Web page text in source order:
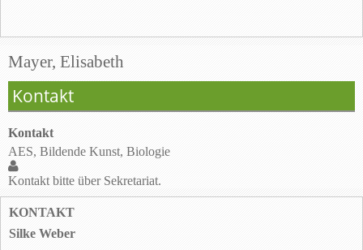
Mayer, Elisabeth
Kontakt
Kontakt
AES, Bildende Kunst, Biologie
Kontakt bitte über Sekretariat.
KONTAKT
Silke Weber